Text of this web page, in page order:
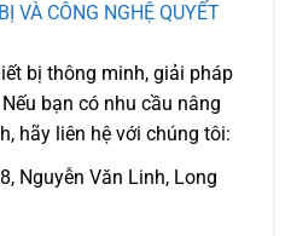
VÀ CÔNG NGHỆ QUYẾT
bị thông minh, giải pháp
bạn có nhu cầu nâng
hãy liên hệ với chúng tôi:
Nguyễn Văn Linh, Long